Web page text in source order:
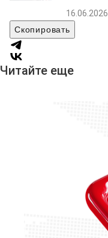
16.06.2026
Скопировать
Читайте еще